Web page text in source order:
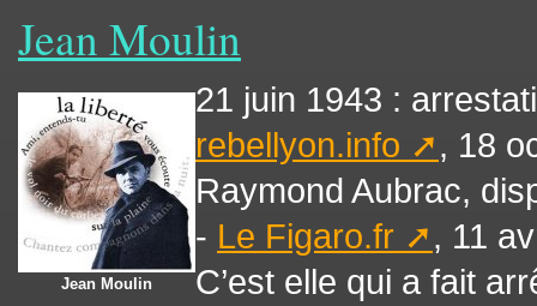
Jean Moulin
Jean Moulin
21 juin 1943 :
rebellyon.info
, 18
Raymond Aubrac,
- Le Figaro.fr
, 11
C’est elle qui a fait